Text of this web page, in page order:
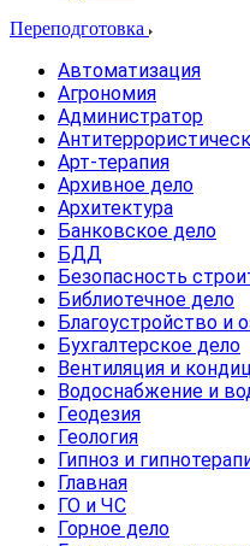
Переподготовка
Автоматизация
Агрономия
Администратор
Арт-терапия
Архивное дело
Архитектура
Банковское дело
БДД
Безопасность
Библиотечное дело
Благоустройство и
Бухгалтерское дело
Вентиляция и
Водоснабжение и
Геодезия
Геология
Гипноз и
Главная
ГО и ЧС
Горное дело